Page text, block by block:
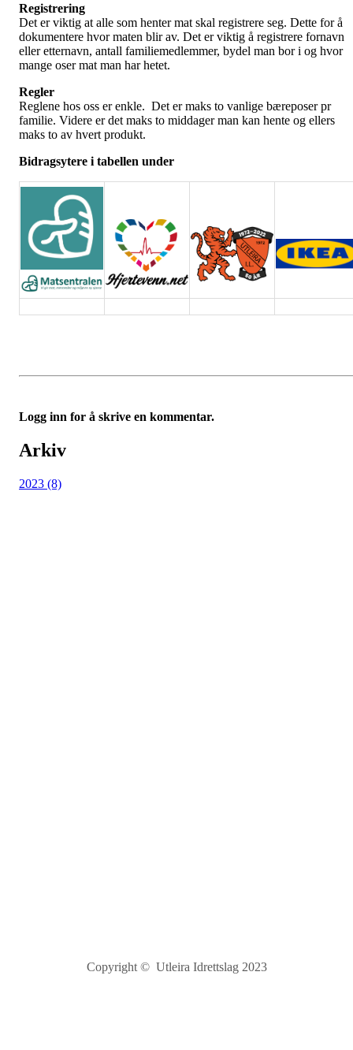
Registrering
Det er viktig at alle som henter mat skal registrere seg. Dette for å
dokumentere hvor maten blir av. Det er viktig å registrere fornavn
eller etternavn, antall familiemedlemmer, bydel man bor i og hvor
mange oser mat man har hetet.
Regler
Reglene hos oss er enkle. Det er maks to vanlige bæreposer pr
familie. Videre er det maks to middager man kan hente og ellers
maks to av hvert produkt.
Bidragsytere i tabellen under
Logg inn for å skrive en kommentar.
Arkiv
2023 (8)
Copyright © Utleira Idrettslag 2023